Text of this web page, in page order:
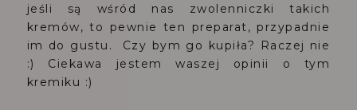
jeśli są wśród nas zwolenniczki takich
kremów, to pewnie ten preparat, przypadnie
im do gustu. Czy bym go kupiła? Raczej nie
:) Ciekawa jestem waszej opinii o tym
kremiku :)